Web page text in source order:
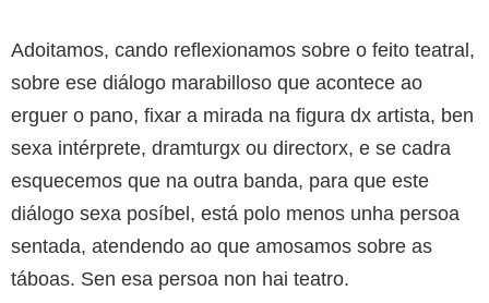
Adoitamos, cando reflexionamos sobre o feito teatral,
sobre ese diálogo marabilloso que acontece ao
erguer o pano, fixar a mirada na figura dx artista, ben
sexa intérprete, dramturgx ou directorx, e se cadra
esquecemos que na outra banda, para que este
diálogo sexa posíbel, está polo menos unha persoa
sentada, atendendo ao que amosamos sobre as
táboas. Sen esa persoa non hai teatro.